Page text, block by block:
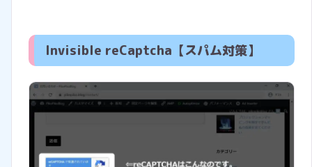
Invisible reCaptcha【スパム対策】